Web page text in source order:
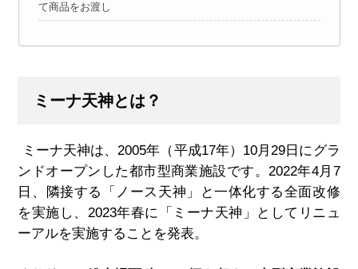
て商品をお渡し
ミーナ天神とは？
ミーナ天神は、2005年（平成17年） 10月29 日にグラ
ンドオープンした都市型商業施設です。 2022年4月 7
日、隣接する「ノース天神」と一体化する全面改修
を実施し、 2023年春に「ミーナ天神」としてリニュ
ーアルを実施することを発表。